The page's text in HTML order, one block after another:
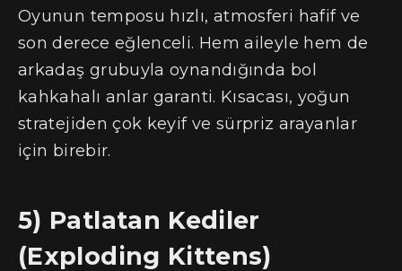
Oyunun temposu hızlı, atmosferi hafif ve
son derece eğlenceli. Hem aileyle hem de
arkadaş grubuyla oynandığında bol
kahkahalı anlar garanti. Kısacası, yoğun
stratejiden çok keyif ve sürpriz arayanlar
için birebir.
5) Patlatan Kediler
(Exploding Kittens)